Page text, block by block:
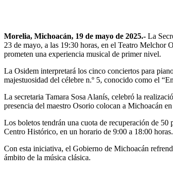
Morelia, Michoacán, 19 de mayo de 2025.- La
23 de mayo, a las 19:30 horas, en el Teatro Melchor
prometen una experiencia musical de primer nivel.
La Osidem interpretará los cinco conciertos para
majestuosidad del célebre n.º 5, conocido como el
La secretaria Tamara Sosa Alanís, celebró la
presencia del maestro Osorio colocan a Michoacán
Los boletos tendrán una cuota de recuperación de
Centro Histórico, en un horario de 9:00 a 18:00 horas.
Con esta iniciativa, el Gobierno de Michoacán
ámbito de la música clásica.